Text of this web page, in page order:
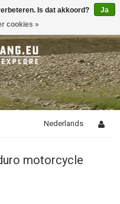
Nederlands
motorcycle
Is dat akkoord?
Ja
cookies »